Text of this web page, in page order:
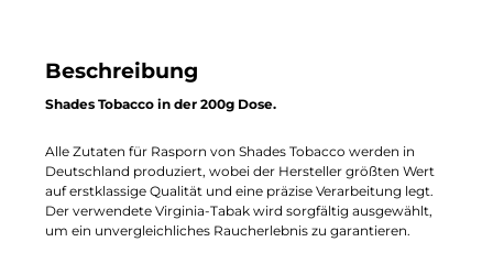
Beschreibung
Shades Tobacco in der 200g Dose.
Alle Zutaten für Rasporn von Shades Tobacco werden in
Deutschland produziert, wobei der Hersteller größten Wert
auf erstklassige Qualität und eine präzise Verarbeitung legt.
Der verwendete Virginia-Tabak wird sorgfältig ausgewählt,
um ein unvergleichliches Raucherlebnis zu garantieren.